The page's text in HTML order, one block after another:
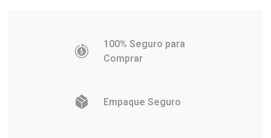
100% Seguro para
Comprar
Empaque Seguro